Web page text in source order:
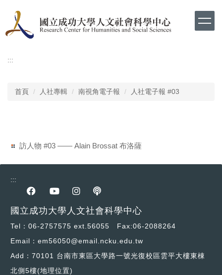
要
容
:::
首頁 人社專輯 南視角電子報 人社電子報 #03
訪人物 #03 —— Alain Brossat 布洛薩
:::
前往Facebook專區
前往youtube專區
前往instagram專區
前往podcast專區
國立成功大學人文社會科學中心
Tel：06-2757575 ext.56055 Fax:06-2088264
Email：em56050@email.ncku.edu.tw
Add：70101 台南市東區大學路一號光復校區雲平大樓東棟
北側5樓(地理位置)